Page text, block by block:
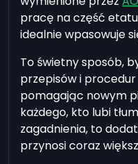
pracę na część
idealnie wpasowuje
To świetny sposób,
przepisów i
pomagając nowym
każdego, kto lubi
zagadnienia, to
przynosi coraz